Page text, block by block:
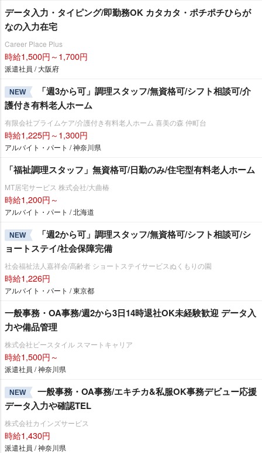
データ入力・タイピング/即勤務OK カタカタ・ポチポチひらが
なの入力在宅
Career Place Plus
時給1,500円～1,700円
派遣社員 / 大阪府
NEW
「週3から可」調理スタッフ/無資格可/シフト相談可/介
護付き有料老人ホーム
有限会社プライムケア/介護付き有料老人ホーム 喜美の森 仲町台
時給1,225円～1,300円
アルバイト・パート / 神奈川県
「福祉調理スタッフ」無資格可/日勤のみ/住宅型有料老人ホーム
MT居宅サービス 株式会社/大曲椿
時給1,200円～
アルバイト・パート / 北海道
NEW
「週2から可」調理スタッフ/無資格可/シフト相談可/シ
ョートステイ/社会保障完備
社会福祉法人嘉祥会/高齢者 ショートステイサービスぬくもりの園
時給1,226円
アルバイト・パート / 東京都
一般事務・OA事務/週2から3日14時退社OK未経験歓迎 データ入
力や備品管理
株式会社ビースタイル スマートキャリア
時給1,500円～
派遣社員 / 神奈川県
NEW
一般事務・OA事務/エキチカ&私服OK事務デビュー応援
データ入力や確認TEL
株式会社カインズサービス
時給1,430円
派遣社員 / 神奈川県